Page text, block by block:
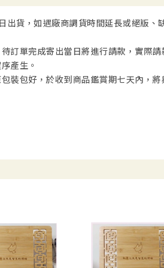
貨，如遇廠商調貨時間延長或絕版、
訂單完成寄出當日將進行請款，實際
產生。
裝包好，於收到商品鑑賞期七天內，將